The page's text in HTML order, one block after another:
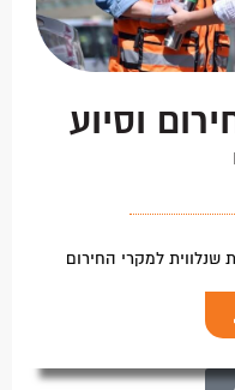
וסיוע
למקרי החירום